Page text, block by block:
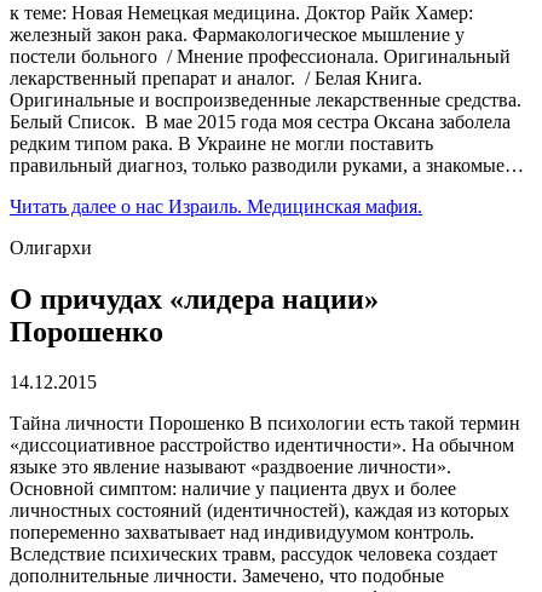
к теме: Новая Немецкая медицина. Доктор Райк Хамер:
железный закон рака. Фармакологическое мышление у
постели больного / Мнение профессионала. Оригинальный
лекарственный препарат и аналог. / Белая Книга.
Оригинальные и воспроизведенные лекарственные средства.
Белый Список. В мае 2015 года моя сестра Оксана заболела
редким типом рака. В Украине не могли поставить
правильный диагноз, только разводили руками, а знакомые…
Читать далее о нас Израиль. Медицинская мафия.
Олигархи
О причудах «лидера нации»
Порошенко
14.12.2015
Тайна личности Порошенко В психологии есть такой термин
«диссоциативное расстройство идентичности». На обычном
языке это явление называют «раздвоение личности».
Основной симптом: наличие у пациента двух и более
личностных состояний (идентичностей), каждая из которых
попеременно захватывает над индивидуумом контроль.
Вследствие психических травм, рассудок человека создает
дополнительные личности. Замечено, что подобные